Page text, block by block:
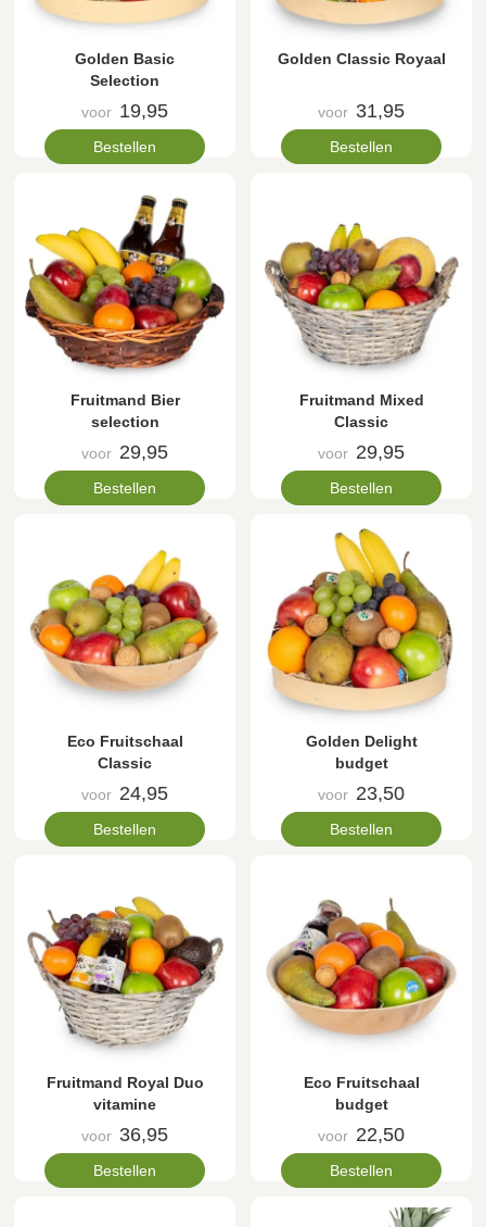
Golden Basic
Selection
voor 19,95
Bestellen
Golden Classic Royaal
voor 31,95
Bestellen
Fruitmand Bier
selection
voor 29,95
Bestellen
Fruitmand Mixed
Classic
voor 29,95
Bestellen
Eco Fruitschaal
Classic
voor 24,95
Bestellen
Golden Delight
budget
voor 23,50
Bestellen
Fruitmand Royal Duo
vitamine
voor 36,95
Bestellen
Eco Fruitschaal
budget
voor 22,50
Bestellen